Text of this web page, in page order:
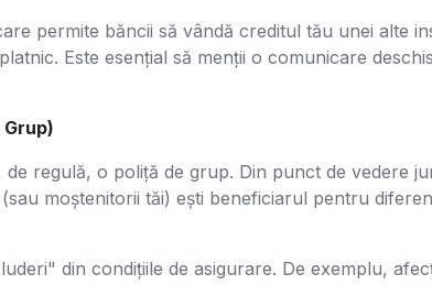
permite băncii să vândă creditul tău unei alte
Este esențial să menții o comunicare
de regulă, o poliță de grup. Din punct de vedere
moștenitorii tăi) ești beneficiarul pentru
din condițiile de asigurare. De exemplu,